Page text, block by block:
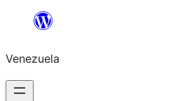
Saltar
contenido
Venezuela